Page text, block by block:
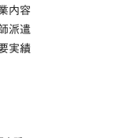
内容
派遣
実績